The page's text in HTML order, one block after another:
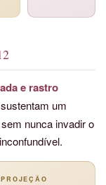
e rastro
um
nunca invadir o
PROJEÇÃO